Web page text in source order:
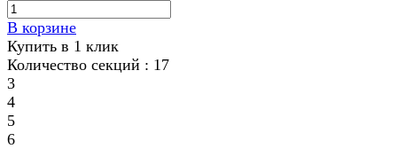
В корзине
Купить в 1 клик
Количество секций : 17
3
4
5
6